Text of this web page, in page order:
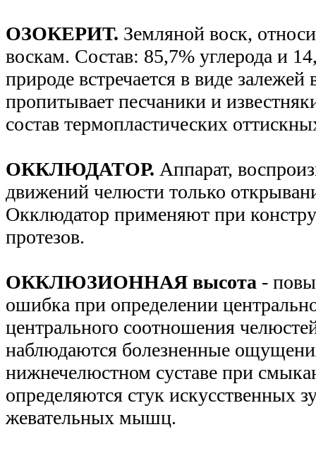
ОЗОКЕРИТ. Земляной воск,
воскам. Состав: 85,7% углерода и
природе встречается в виде
пропитывает песчаники и
состав термопластических
ОККЛЮДАТОР. Аппарат,
движений челюсти только
Окклюдатор применяют при
протезов.
ОККЛЮЗИОННАЯ высота -
ошибка при определении
центрального соотношения
наблюдаются болезненные
нижнечелюстном суставе при
определяются стук искусственных
жевательных мышц.